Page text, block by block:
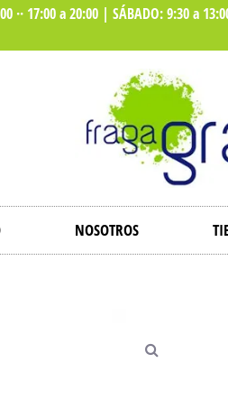
·· 17:00 a 20:00 | SÁBADO: 9:30 a
NOSOTROS